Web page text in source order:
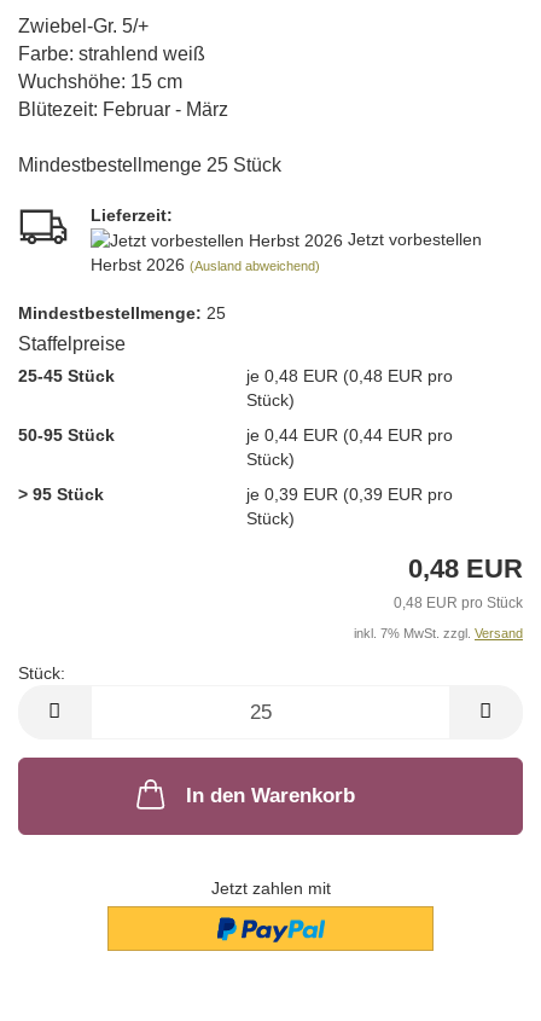
Zwiebel-Gr. 5/+
Farbe: strahlend weiß
Wuchshöhe: 15 cm
Blütezeit: Februar - März
Mindestbestellmenge 25 Stück
Lieferzeit:
Jetzt vorbestellen
Herbst 2026 (Ausland abweichend)
Mindest­bestellmenge: 25
Staffelpreise
25-45 Stück
je 0,48 EUR (0,48 EUR pro
Stück)
50-95 Stück
je 0,44 EUR (0,44 EUR pro
Stück)
> 95 Stück
je 0,39 EUR (0,39 EUR pro
Stück)
0,48 EUR
0,48 EUR pro Stück
inkl. 7% MwSt. zzgl. Versand
Stück:
In den Warenkorb
Jetzt zahlen mit